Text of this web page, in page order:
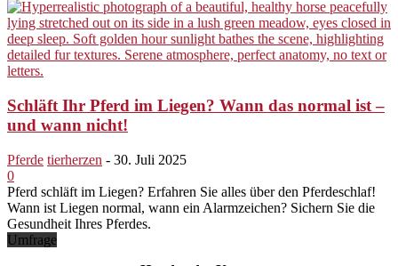
Schläft Ihr Pferd im Liegen? Wann das normal ist –
und wann nicht!
Pferde tierherzen - 30. Juli 2025
0
Pferd schläft im Liegen? Erfahren Sie alles über den Pferdeschlaf!
Wann ist Liegen normal, wann ein Alarmzeichen? Sichern Sie die
Gesundheit Ihres Pferdes.
Umfrage